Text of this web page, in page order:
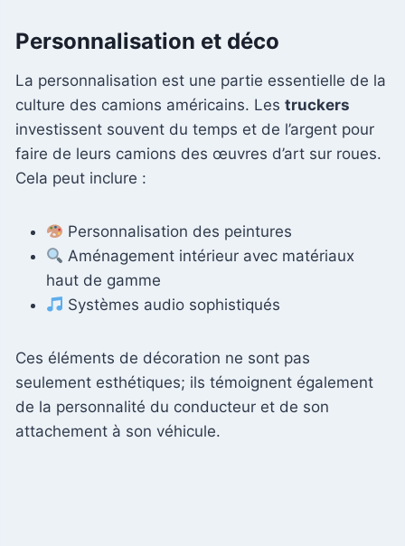
Personnalisation et déco
La personnalisation est une partie essentielle de la
culture des camions américains. Les truckers
investissent souvent du temps et de l’argent pour
faire de leurs camions des œuvres d’art sur roues.
Cela peut inclure :
Personnalisation des peintures
Aménagement intérieur avec matériaux
haut de gamme
Systèmes audio sophistiqués
Ces éléments de décoration ne sont pas
seulement esthétiques; ils témoignent également
de la personnalité du conducteur et de son
attachement à son véhicule.